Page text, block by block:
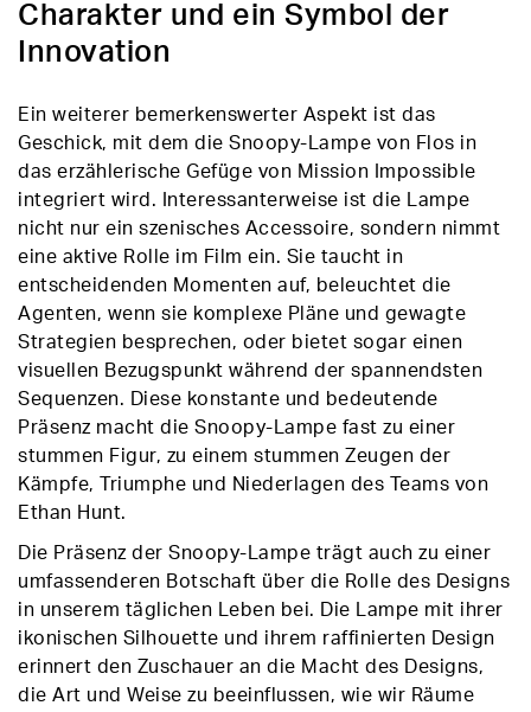
Charakter und ein Symbol der
Innovation
Ein weiterer bemerkenswerter Aspekt ist das
Geschick, mit dem die Snoopy-Lampe von Flos in
das erzählerische Gefüge von Mission Impossible
integriert wird. Interessanterweise ist die Lampe
nicht nur ein szenisches Accessoire, sondern nimmt
eine aktive Rolle im Film ein. Sie taucht in
entscheidenden Momenten auf, beleuchtet die
Agenten, wenn sie komplexe Pläne und gewagte
Strategien besprechen, oder bietet sogar einen
visuellen Bezugspunkt während der spannendsten
Sequenzen. Diese konstante und bedeutende
Präsenz macht die Snoopy-Lampe fast zu einer
stummen Figur, zu einem stummen Zeugen der
Kämpfe, Triumphe und Niederlagen des Teams von
Ethan Hunt.
Die Präsenz der Snoopy-Lampe trägt auch zu einer
umfassenderen Botschaft über die Rolle des Designs
in unserem täglichen Leben bei. Die Lampe mit ihrer
ikonischen Silhouette und ihrem raffinierten Design
erinnert den Zuschauer an die Macht des Designs,
die Art und Weise zu beeinflussen, wie wir Räume